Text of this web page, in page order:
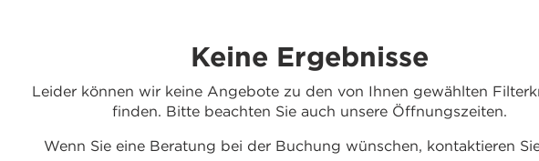
Keine Ergebnisse
Leider können wir keine Angebote zu den von Ihnen gewählten
finden. Bitte beachten Sie auch unsere Öffnungszeiten.
Wenn Sie eine Beratung bei der Buchung wünschen, kontaktieren